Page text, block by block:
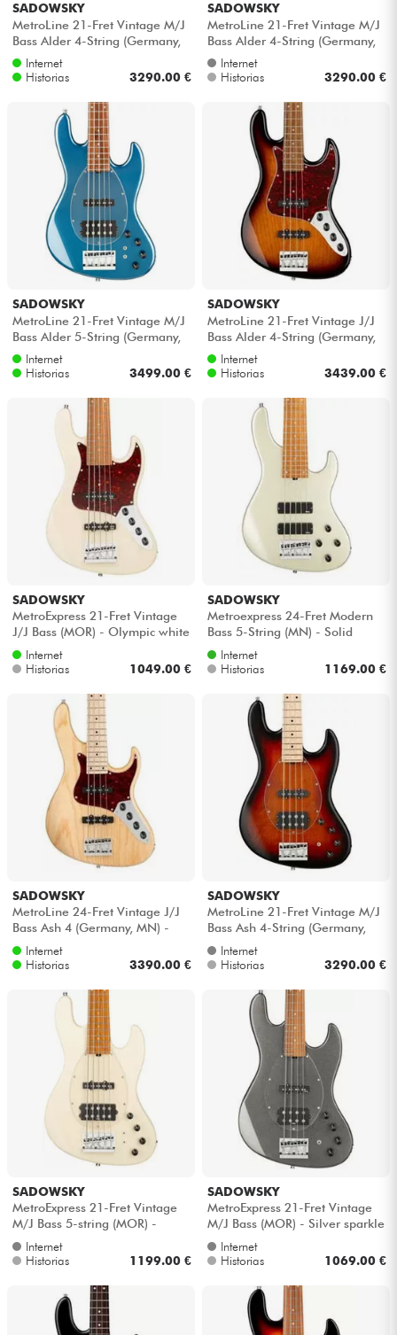
SADOWSKY
MetroLine 21-Fret Vintage M/J
Bass Alder 4-String (Germany,
MOR) - Bora blue burst satin
Internet
Historias
3290.00 €
SADOWSKY
MetroLine 21-Fret Vintage M/J
Bass Alder 4-String (Germany,
MOR) - Dark lake placid blu...
Internet
Historias
3290.00 €
SADOWSKY
MetroLine 21-Fret Vintage M/J
Bass Alder 5-String (Germany,
MOR) - Dark lake placid blu...
Internet
Historias
3499.00 €
SADOWSKY
MetroLine 21-Fret Vintage J/J
Bass Alder 4-String (Germany,
MOR) - '59 burst transparent
Internet
Historias
3439.00 €
SADOWSKY
MetroExpress 21-Fret Vintage
J/J Bass (MOR) - Olympic white
Internet
Historias
1049.00 €
SADOWSKY
Metroexpress 24-Fret Modern
Bass 5-String (MN) - Solid
champagne metallic
Internet
Historias
1169.00 €
SADOWSKY
MetroLine 24-Fret Vintage J/J
Bass Ash 4 (Germany, MN) -
Natural satin
Internet
Historias
3390.00 €
SADOWSKY
MetroLine 21-Fret Vintage M/J
Bass Ash 4-String (Germany,
MN) - Almond sunburst trans. ...
Internet
Historias
3290.00 €
SADOWSKY
MetroExpress 21-Fret Vintage
M/J Bass 5-string (MOR) -
Olympic white
Internet
Historias
1199.00 €
SADOWSKY
MetroExpress 21-Fret Vintage
M/J Bass (MOR) - Silver sparkle
Internet
Historias
1069.00 €